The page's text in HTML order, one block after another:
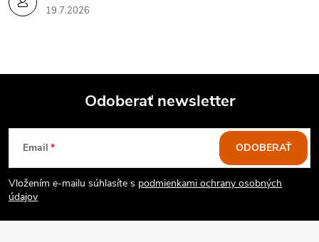
19.7.2026
Z
á
p
Odoberať newsletter
Email
Vložením e-mailu súhlasíte s podmienkami ochrany osobných
údajov
ODOBERAŤ